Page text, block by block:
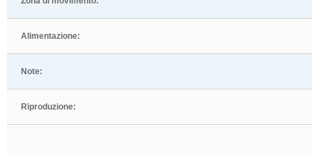
Alimentazione:
Note:
Riproduzione: